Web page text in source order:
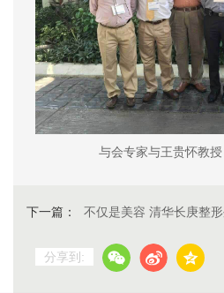
与会专家与王贵怀教授
下一篇： 不仅是美容 清华长庚整
分享到: